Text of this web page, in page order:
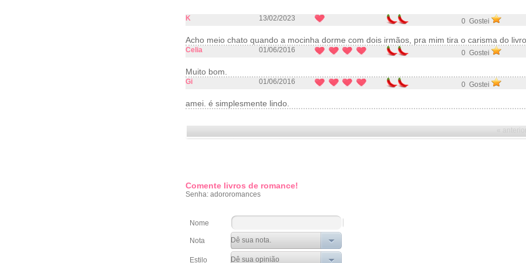
K 13/02/2023 0 Gostei
Acho meio chato quando a mocinha dorme com dois irmãos, pra mim tira o carisma do livro.
Celia 01/06/2016 0 Gostei
Muito bom.
Gi 01/06/2016 0 Gostei
amei. é simplesmente lindo.
« anterior
Comente livros de romance!
Senha: adororomances
Nome
Nota
Estilo